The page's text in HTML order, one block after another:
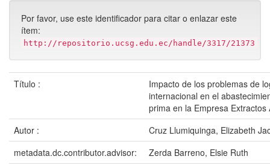
Por favor, use este identificador para citar o enlazar este
ítem:
http://repositorio.ucsg.edu.ec/handle/3317/21373
Título :
Impacto de los problemas de
internacional en el
prima en la Empresa Extractos
Autor :
Cruz Llumiquinga, Elizabeth
metadata.dc.contributor.advisor:
Zerda Barreno, Elsie Ruth